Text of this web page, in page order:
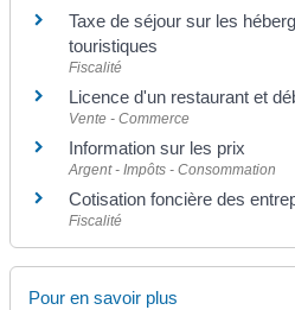
Taxe de séjour sur les
touristiques
Fiscalité
Licence d'un restaurant et
Vente - Commerce
Information sur les prix
Argent - Impôts - Consommation
Cotisation foncière des
Fiscalité
Pour en savoir plus